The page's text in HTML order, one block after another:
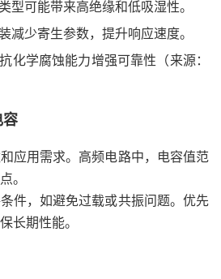
型可能带来高绝缘和低吸湿性。
减少寄生参数，提升响应速度。
化学腐蚀能力增强可靠性（来源：
容
应用需求。高频电路中，电容值范
。
件，如避免过载或共振问题。优先
长期性能。